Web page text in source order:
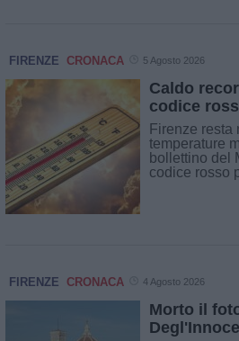
FIRENZE CRONACA 5 Agosto 2026
Caldo
codice
Firenze resta
temperature
bollettino del
codice rosso
FIRENZE CRONACA 4 Agosto 2026
Morto il